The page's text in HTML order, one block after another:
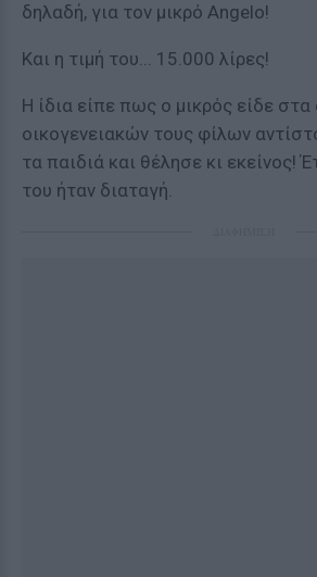
δηλαδή, για τον μικρό Angelo!
Kαι η τιμή του... 15.000 λίρες!
Η ίδια είπε πως ο μικρός είδε
οικογενειακών τους φίλων
τα παιδιά και θέλησε κι εκείνος!
του ήταν διαταγή.